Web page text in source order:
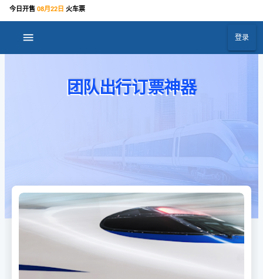
今日开售 08月22日 火车票
menu 登录
团队出行订票神器